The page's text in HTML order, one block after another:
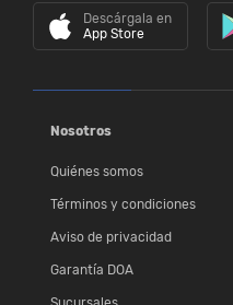
Descárgala en
App Store
Nosotros
Quiénes somos
Términos y condiciones
Aviso de privacidad
Garantía DOA